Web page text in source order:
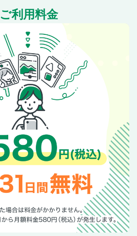
ご利用料金